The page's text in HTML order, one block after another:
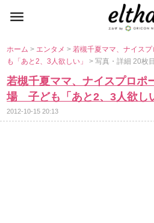
ホーム> エンタメ>若槻千夏ママ、ナイス
も「あと2、3人欲しい」> 写真・詳細 20枚目
若槻千夏ママ、ナイスプロポ
場 子ども「あと2、3人欲し
2012-10-15 20:13